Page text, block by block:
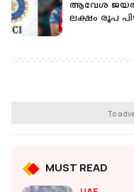
ആവേശ
ലക്ഷം രൂപ
To
MUST READ